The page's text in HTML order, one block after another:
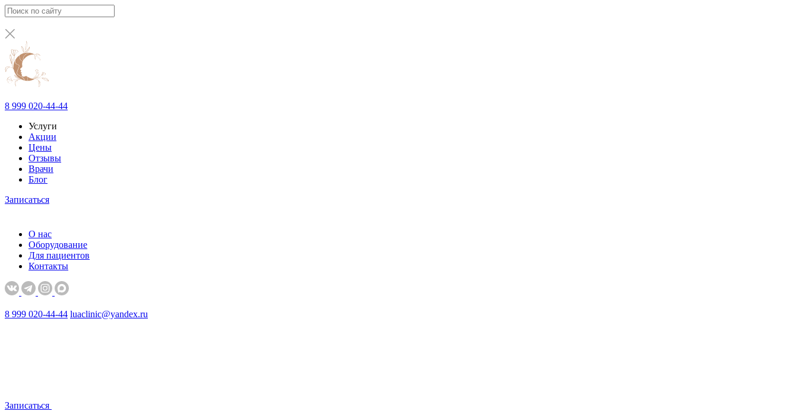
8 999 020-44-44
Услуги
Акции
Цены
Отзывы
Врачи
Блог
Записаться
О нас
Оборудование
Для пациентов
Контакты
8 999 020-44-44 luaclinic@yandex.ru
Записаться